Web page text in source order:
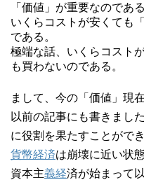
「価値」が重要なのであ
いくらコストが安くても
である。
極端な話、いくらコスト
も買わないのである。
まして、今の「価値」現
以前の記事にも書きまし
に役割を果たすことがで
貨幣経済は崩壊に近い状
資本主義経済が始まって